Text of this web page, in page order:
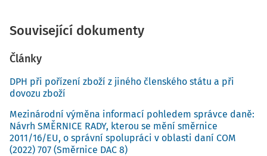
Související dokumenty
Články
DPH při pořízení zboží z jiného členského státu a při
dovozu zboží
Mezinárodní výměna informací pohledem správce daně:
Návrh SMĚRNICE RADY, kterou se mění směrnice
2011/16/EU, o správní spolupráci v oblasti daní COM
(2022) 707 (Směrnice DAC 8)